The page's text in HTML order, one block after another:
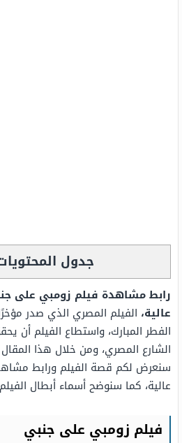
جدول
رابط مشاهدة فيلم زومبي على
عالية، الفيلم المصري الذي صدر
الفطر المبارك، واستطاع الفيلم أن
الشارع المصري، ومن خلال هذا
سنعرض لكم قصة الفيلم ورابط
عالية، كما سنوضح أسماء أبطال
فيلم زومبي على جنبي